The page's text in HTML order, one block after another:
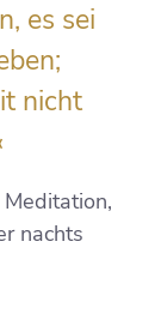
es sei
nicht
nachts